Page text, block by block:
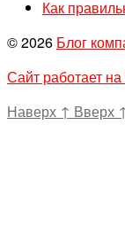
Как
© 2026 Блог
Сайт работает
Наверх ↑ Вверх